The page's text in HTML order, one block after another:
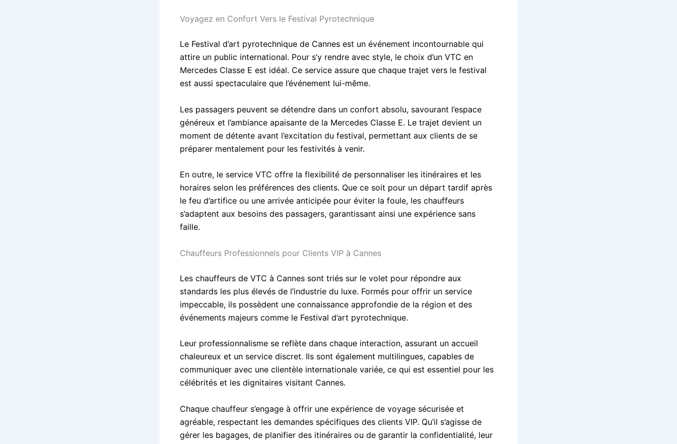
Voyagez en Confort Vers le Festival Pyrotechnique
Le Festival d’art pyrotechnique de Cannes est un événement incontournable qui
attire un public international. Pour s’y rendre avec style, le choix d’un VTC en
Mercedes Classe E est idéal. Ce service assure que chaque trajet vers le festival
est aussi spectaculaire que l’événement lui-même.
Les passagers peuvent se détendre dans un confort absolu, savourant l’espace
généreux et l’ambiance apaisante de la Mercedes Classe E. Le trajet devient un
moment de détente avant l’excitation du festival, permettant aux clients de se
préparer mentalement pour les festivités à venir.
En outre, le service VTC offre la flexibilité de personnaliser les itinéraires et les
horaires selon les préférences des clients. Que ce soit pour un départ tardif après
le feu d’artifice ou une arrivée anticipée pour éviter la foule, les chauffeurs
s’adaptent aux besoins des passagers, garantissant ainsi une expérience sans
faille.
Chauffeurs Professionnels pour Clients VIP à Cannes
Les chauffeurs de VTC à Cannes sont triés sur le volet pour répondre aux
standards les plus élevés de l’industrie du luxe. Formés pour offrir un service
impeccable, ils possèdent une connaissance approfondie de la région et des
événements majeurs comme le Festival d’art pyrotechnique.
Leur professionnalisme se reflète dans chaque interaction, assurant un accueil
chaleureux et un service discret. Ils sont également multilingues, capables de
communiquer avec une clientèle internationale variée, ce qui est essentiel pour les
célébrités et les dignitaires visitant Cannes.
Chaque chauffeur s’engage à offrir une expérience de voyage sécurisée et
agréable, respectant les demandes spécifiques des clients VIP. Qu’il s’agisse de
gérer les bagages, de planifier des itinéraires ou de garantir la confidentialité, leur